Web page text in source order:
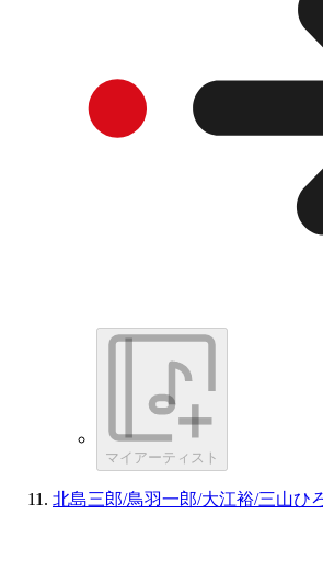
マイアーティスト
北島三郎/鳥羽一郎/大江裕/三山ひ